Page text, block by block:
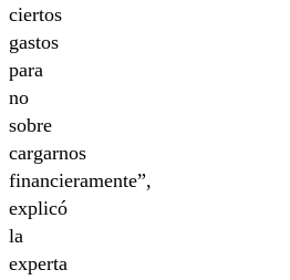
ciertos
gastos
para
no
sobre
cargarnos
financieramente”,
explicó
la
experta